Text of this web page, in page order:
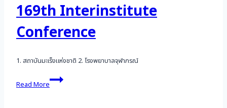
169th Interinstitute
Conference
1. สถาบันมะเร็งแห่งชาติ 2. โรงพยาบาลจุฬาภรณ์
Read More
169th
Interinstitute